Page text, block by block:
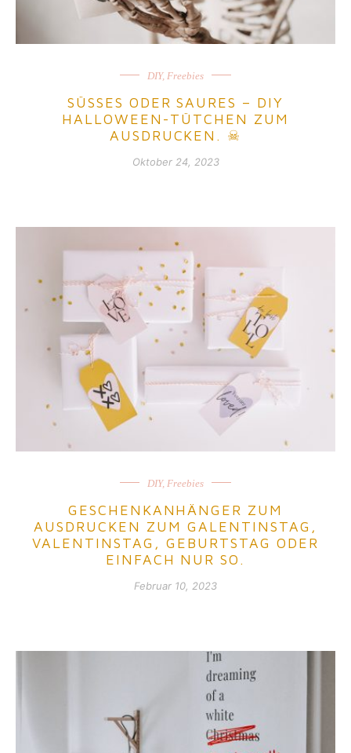
DIY, Freebies
SÜSSES ODER SAURES – DIY
HALLOWEEN-TÜTCHEN ZUM
AUSDRUCKEN. ☠
Oktober 24, 2023
DIY, Freebies
GESCHENKANHÄNGER ZUM
AUSDRUCKEN ZUM GALENTINSTAG,
VALENTINSTAG, GEBURTSTAG ODER
EINFACH NUR SO.
Februar 10, 2023